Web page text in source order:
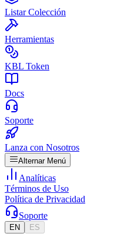
Listar Colección
Herramientas
KBL Token
Docs
Soporte
Lanza con Nosotros
Alternar Menú
Analíticas
Términos de Uso
Política de Privacidad
Soporte
EN ES